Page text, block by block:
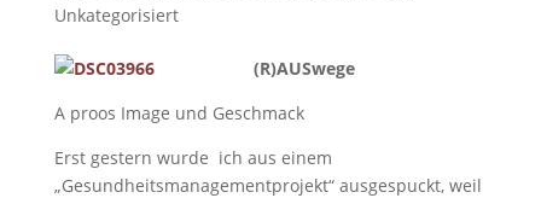
Unkategorisiert
(R)AUSwege
A proos Image und Geschmack
Erst gestern wurde ich aus einem
„Gesundheitsmanagementprojekt“ ausgespuckt, weil